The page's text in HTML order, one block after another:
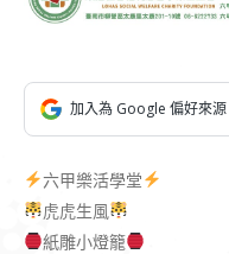
加入為 Google 偏好來源
六甲樂活學堂
虎虎生風
紙雕小燈籠